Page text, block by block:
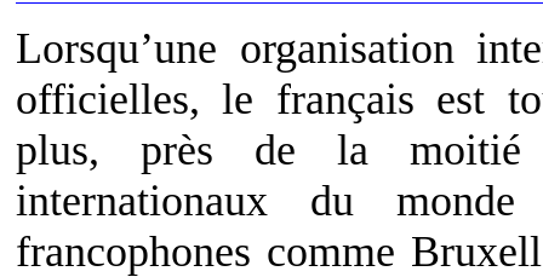
Lorsqu’une organisation
officielles, le français est
plus, près de la moitié
internationaux du
francophones comme